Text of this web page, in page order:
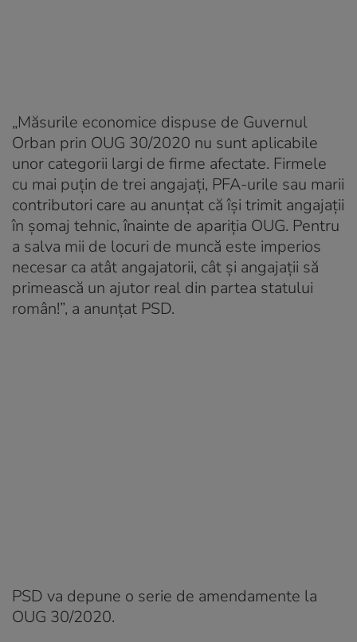
„Măsurile economice dispuse de Guvernul
Orban prin OUG 30/2020 nu sunt aplicabile
unor categorii largi de firme afectate. Firmele
cu mai puţin de trei angajaţi, PFA-urile sau marii
contributori care au anunţat că îşi trimit angajaţii
în şomaj tehnic, înainte de apariţia OUG. Pentru
a salva mii de locuri de muncă este imperios
necesar ca atât angajatorii, cât şi angajaţii să
primească un ajutor real din partea statului
român!”, a anunţat PSD.
PSD va depune o serie de amendamente la
OUG 30/2020.